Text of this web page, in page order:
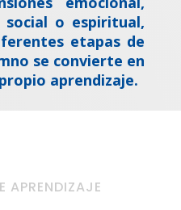
o espiritual,
etapas de
se convierte en
aprendizaje.
APRENDIZAJE